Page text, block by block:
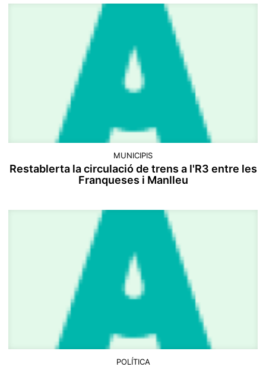
MUNICIPIS
Restablerta la circulació de trens a l'R3 entre les
Franqueses i Manlleu
POLÍTICA